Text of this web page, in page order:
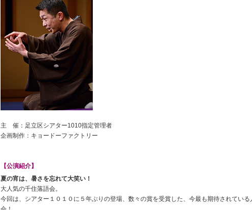
主 催：足立区シアター1010指定管理者
企画制作：キョードーファクトリー
【公演紹介】
夏の宵は、暑さを忘れて大笑い！
大人気の千住落語会。
今回は、シアター１０１０に５年ぶりの登場、数々の賞を受賞した、今最も期待されている